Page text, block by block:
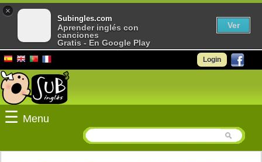
Login
☰ Menu
×
Subingles.com
Aprender inglés con
canciones
Gratis - En Google Play
Ver